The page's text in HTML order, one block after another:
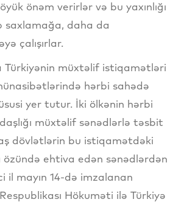
önəm verirlər və bu yaxınlığı
saxlamağa, daha da
çalışırlar.
Türkiyənin müxtəlif istiqamətləri
hərbi sahədə
yer tutur. İki ölkənin hərbi
müxtəlif sənədlərlə təsbit
dövlətlərin bu istiqamətdəki
özündə ehtiva edən sənədlərdən
il mayın 14-də imzalanan
Hökuməti ilə Türkiyə